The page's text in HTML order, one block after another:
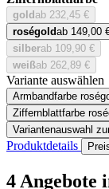
gold ab 232,45 €
roségoldab 149,00
silberab 109,90 €
weißab 262,89 €
Variante auswählen
Armbandfarbe
Ziffernblattfarbe
Variantenauswahl
Produktdetails
4 Angebote